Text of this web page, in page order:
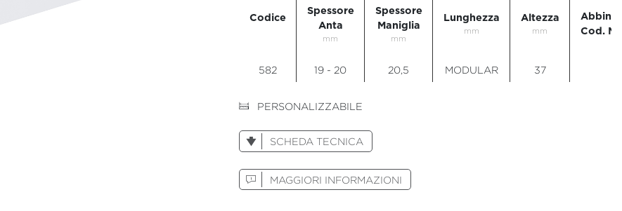
Codice
Spessore
Anta
mm
Spessore
Maniglia
mm
Lunghezza
mm
Altezza
mm
Cod.
582 19 - 20 20,5 MODULAR 37
PERSONALIZZABILE
SCHEDA TECNICA
MAGGIORI INFORMAZIONI